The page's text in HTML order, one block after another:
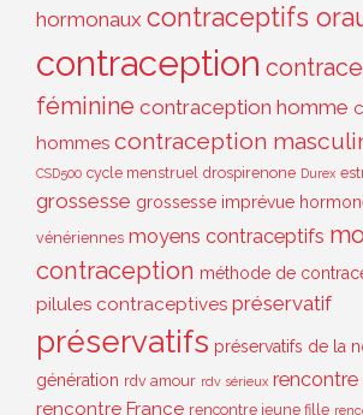
hormonaux contraceptifs
contraception
féminine contraception homme
hommes contraception
CSD500 cycle menstruel drospirenone Durex
grossesse grossesse imprévue
vénériennes moyens contraceptifs
contraception méthode de
pilules contraceptives préservatif
préservatifs préservatifs de la
génération rdv amour rdv sérieux rencontre
rencontre France rencontre jeune fille